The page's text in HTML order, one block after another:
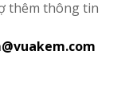
thêm thông tin